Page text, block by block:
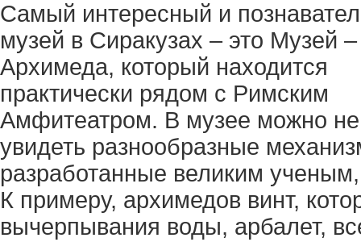
Самый интересный и
музей в Сиракузах – это Музей
Архимеда, который находится
практически рядом с Римским
Амфитеатром. В музее можно не
увидеть разнообразные
разработанные великим
К примеру, архимедов винт,
вычерпывания воды, арбалет,